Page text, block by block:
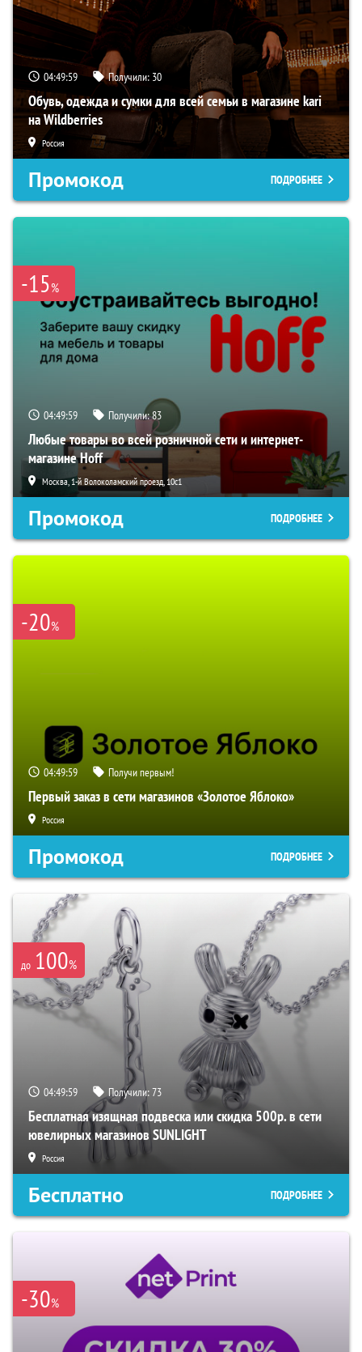
04:49:57 Получили: 30
Обувь, одежда и сумки для всей семьи в магазине kari
на Wildberries
Россия
Промокод ПОДРОБНЕЕ
-15%
04:49:57 Получили:83
Любые товары во всей розничной сети и интернет-
магазине Hoff
Москва, 1-й Волоколамский проезд, 10с1
Промокод ПОДРОБНЕЕ
-20%
04:49:57 Получи первым!
Первый заказ в сети магазинов «Золотое Яблоко»
Россия
Промокод ПОДРОБНЕЕ
до 100%
04:49:57 Получили:73
Бесплатная изящная подвеска или скидка 500р. в сети
ювелирных магазинов SUNLIGHT
Россия
Бесплатно ПОДРОБНЕЕ
-30%